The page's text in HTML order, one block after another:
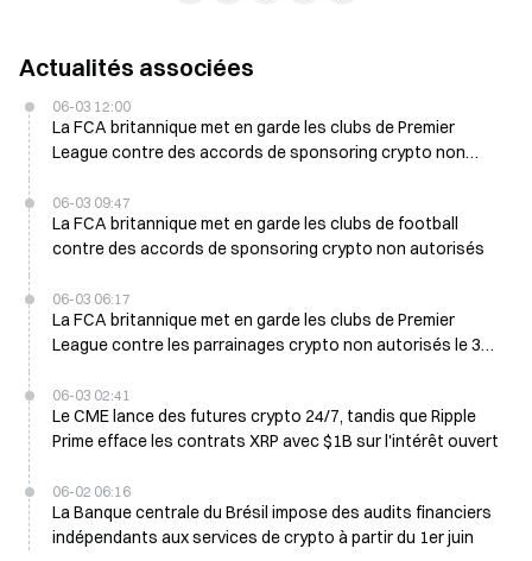
Actualités associées
06-03 12:00
La FCA britannique met en garde les clubs de Premier
League contre des accords de sponsoring crypto non
06-03 09:47
La FCA britannique met en garde les clubs de football
contre des accords de sponsoring crypto non autorisés
06-03 06:17
La FCA britannique met en garde les clubs de Premier
League contre les parrainages crypto non autorisés le 3
06-03 02:41
Le CME lance des futures crypto 24/7, tandis que Ripple
Prime efface les contrats XRP avec $1B sur l'intérêt ouvert
06-02 06:16
La Banque centrale du Brésil impose des audits financiers
indépendants aux services de crypto à partir du 1er juin